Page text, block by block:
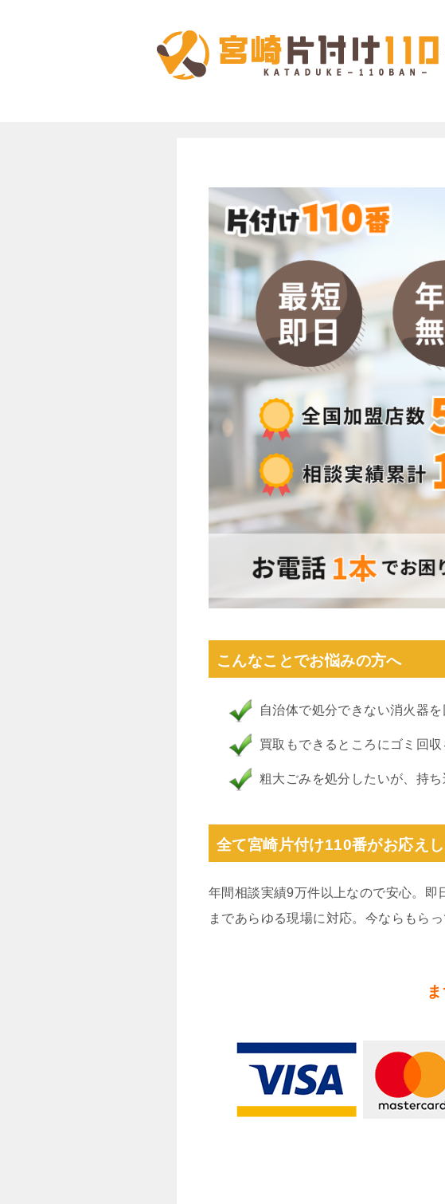
こんなことでお悩みの方へ
自治体で処分できない消火器
買取もできるところにゴミ回
粗大ごみを処分したいが、持
全て宮崎片付け110番がお応えし
年間相談実績9万件以上なので安心。
まであらゆる現場に対応。今ならもら